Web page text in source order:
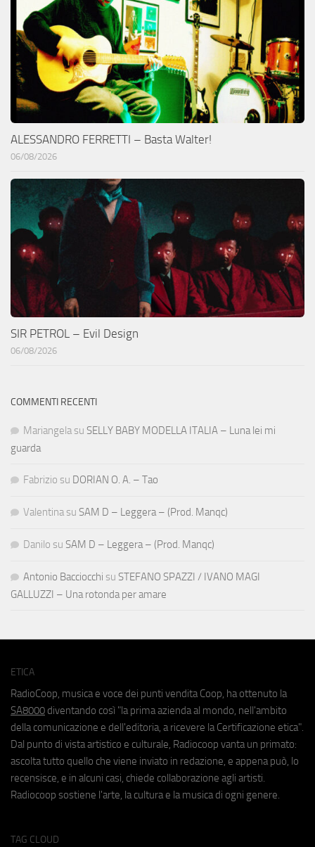
ALESSANDRO FERRETTI – Basta Walter!
06/08/2026
SIR PETROL – Evil Design
06/08/2026
COMMENTI RECENTI
Mariangela su SELLY BABY MODELLA ITALIA – Luna lei mi
guarda
Fabrizio su DORIAN O. A. – Tao
Valentina su SAM D – Leggera – (Prod. Manqc)
Danilo su SAM D – Leggera – (Prod. Manqc)
Antonio Bacciocchi su STEFANO SPAZZI / IVANO MAGI
GALLUZZI – Una rotonda per amare
ETICA
RadioCoop, musica e voce dei punti vendita Coop, ha ottenuto la
SA8000 diventando così "la prima azienda al mondo, nell'ambito
della comunicazione e dell'editoria, a ricevere la Certificazione etica".
Dal punto di vista artistico e culturale, Radiocoop vanta un primato:
ascolta tutto quello che viene inviato in redazione, e appena può, lo
recensisce, e in alcuni casi, chiede collaborazione agli artisti.
Radiocoop sostiene l'arte, la cultura e la musica di ogni genere.
TAG CLOUD